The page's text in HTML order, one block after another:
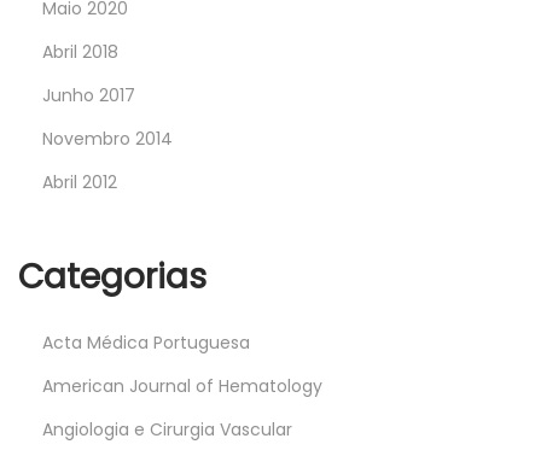
Maio 2020
Abril 2018
Junho 2017
Novembro 2014
Abril 2012
Categorias
Acta Médica Portuguesa
American Journal of Hematology
Angiologia e Cirurgia Vascular